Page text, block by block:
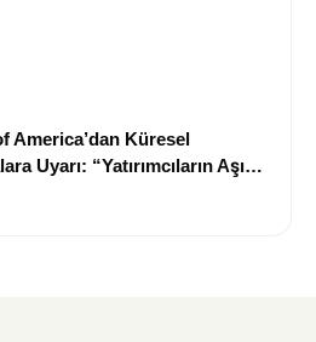
America’dan Küresel
Uyarı: “Yatırımcıların Aşırı